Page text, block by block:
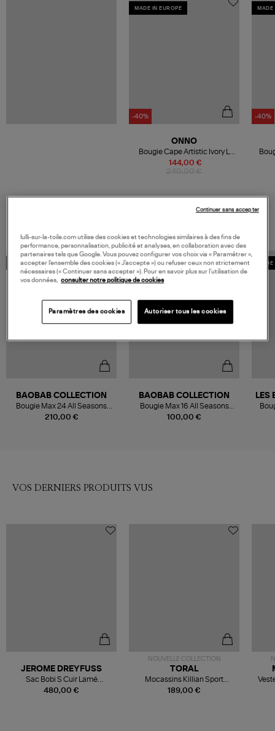
MADE IN EUROPE
-40%
144,00 €
ONNO
Bougie Cape Artistic Ivory L
São Tomé
MADE
-40%
MADE IN EUROPE
210,00 €
BAOBAB COLLECTION
Bougie Max 24 All Seasons
Madagascar Vanilla
MADE IN EUROPE
100,00 €
BAOBAB COLLECTION
Bougie Max 16 All Seasons
Madagascar Vanilla
LES
VOS DERNIERS PRODUITS VUS
480,00 €
JEROME DREYFUSS
Sac Bobi S Cuir Lamé
Champagne
NOUVELLE COLLECTION
189,00 €
TORAL
Mocassins Killian Sport
Mousse
lulli-sur-la-toile.com utilise des cookies et technologies similaires à des fins de
performance, personnalisation, publicité et analyses, en collaboration avec des
partenaires tels que Google. Vous pouvez configurer vos choix via « Paramétrer »,
accepter l’ensemble des cookies (« J’accepte ») ou refuser ceux non strictement
nécessaires (« Continuer sans accepter »). Pour en savoir plus sur l’utilisation de
vos données,
consulter notre politique de cookies
Paramètres des cookies Autoriser tous les cookies
Continuer sans accepter